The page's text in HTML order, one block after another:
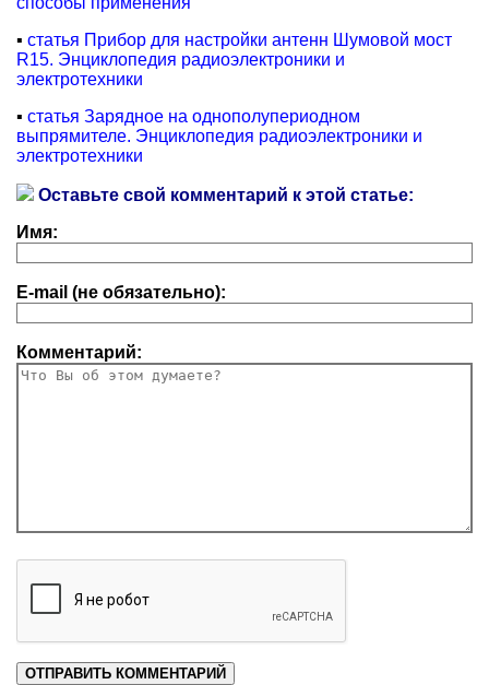
▪ статья Прибор для настройки антенн Шумовой мост
R15. Энциклопедия радиоэлектроники и
электротехники
▪ статья Зарядное на однополупериодном
выпрямителе. Энциклопедия радиоэлектроники и
электротехники
Оставьте свой комментарий к этой статье:
Имя:
E-mail (не обязательно):
Комментарий: